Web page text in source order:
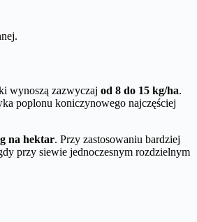
wynoszą zazwyczaj od 8 do 15 kg/ha.
poplonu koniczynowego najczęściej
na hektar. Przy zastosowaniu bardziej
przy siewie jednoczesnym rozdzielnym